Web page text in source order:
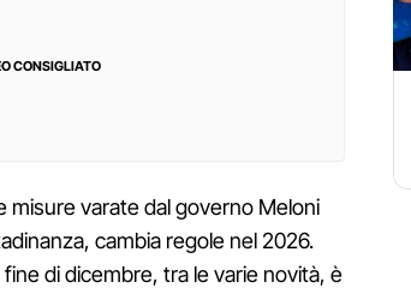
CONSIGLIATO
misure varate dal governo Meloni
cambia regole nel 2026.
di dicembre, tra le varie novità, è